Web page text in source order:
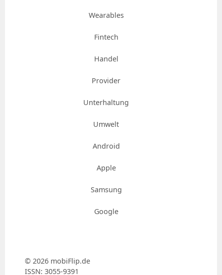
Wearables
Fintech
Handel
Provider
Unterhaltung
Umwelt
Android
Apple
Samsung
Google
© 2026 mobiFlip.de
ISSN: 3055-9391